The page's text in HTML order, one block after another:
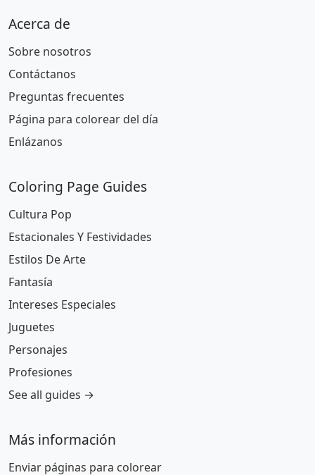
Acerca de
Sobre nosotros
Contáctanos
Preguntas frecuentes
Página para colorear del día
Enlázanos
Coloring Page Guides
Cultura Pop
Estacionales Y Festividades
Estilos De Arte
Fantasía
Intereses Especiales
Juguetes
Personajes
Profesiones
See all guides →
Más información
Enviar páginas para colorear